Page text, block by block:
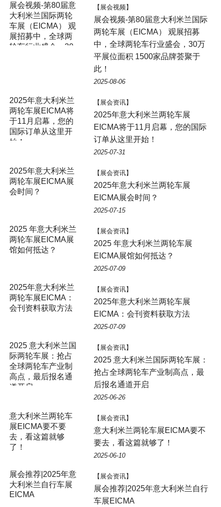
展会视频-第80届意
大利米兰国际两轮
车展（EICMA） 观
展招募中，全球两
轮车行业盛会，30
【展会视频】
展会视频-第80届意大利米兰国际
两轮车展（EICMA） 观展招募
中，全球两轮车行业盛会，30万
平展位面积 1500家品牌荟聚于
此！
2025-08-06
2025年意大利米兰
两轮车展EICMA将
于11月启幕，您的
国际订单从这里开
始！
【展会资讯】
2025年意大利米兰两轮车展
EICMA将于11月启幕，您的国际
订单从这里开始！
2025-07-31
2025年意大利米兰
两轮车展EICMA展
会时间？
【展会资讯】
2025年意大利米兰两轮车展
EICMA展会时间？
2025-07-15
2025 年意大利米兰
两轮车展EICMA展
馆如何抵达？
【展会资讯】
2025 年意大利米兰两轮车展
EICMA展馆如何抵达？
2025-07-09
2025年意大利米兰
两轮车展EICMA：
会刊资料获取方法
【展会资讯】
2025年意大利米兰两轮车展
EICMA：会刊资料获取方法
2025-07-09
2025 意大利米兰国
际两轮车展：抢占
全球两轮车产业制
高点，最后报名通
道开启
【展会资讯】
2025 意大利米兰国际两轮车展：
抢占全球两轮车产业制高点，最
后报名通道开启
2025-06-26
意大利米兰两轮车
展EICMA要不要
去，看这篇就够
了！
【展会资讯】
意大利米兰两轮车展EICMA要不
要去，看这篇就够了！
2025-06-10
展会推荐|2025年意
大利米兰自行车展
EICMA
【展会资讯】
展会推荐|2025年意大利米兰自行
车展EICMA